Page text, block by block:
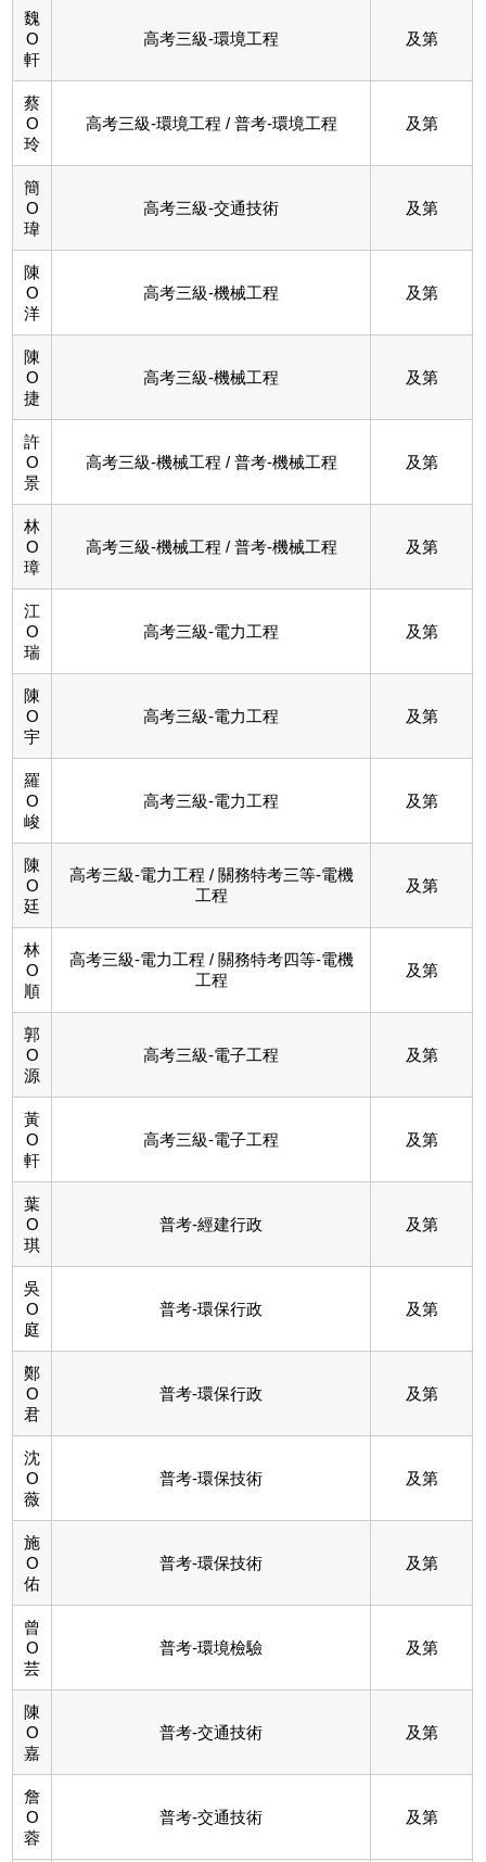
魏
O
軒
高考三級-環境工程 及第
蔡
O
玲
高考三級-環境工程 / 普考-環境工程 及第
簡
O
瑋
高考三級-交通技術 及第
陳
O
洋
高考三級-機械工程 及第
陳
O
捷
高考三級-機械工程 及第
許
O
景
高考三級-機械工程 / 普考-機械工程 及第
林
O
璋
高考三級-機械工程 / 普考-機械工程 及第
江
O
瑞
高考三級-電力工程 及第
陳
O
宇
高考三級-電力工程 及第
羅
O
峻
高考三級-電力工程 及第
陳
O
廷
高考三級-電力工程 / 關務特考三等-電機
工程
及第
林
O
順
高考三級-電力工程 / 關務特考四等-電機
工程
及第
郭
O
源
高考三級-電子工程 及第
黃
O
軒
高考三級-電子工程 及第
葉
O
琪
普考-經建行政 及第
吳
O
庭
普考-環保行政 及第
鄭
O
君
普考-環保行政 及第
沈
O
薇
普考-環保技術 及第
施
O
佑
普考-環保技術 及第
曾
O
芸
普考-環境檢驗 及第
陳
O
嘉
普考-交通技術 及第
詹
O
蓉
普考-交通技術 及第